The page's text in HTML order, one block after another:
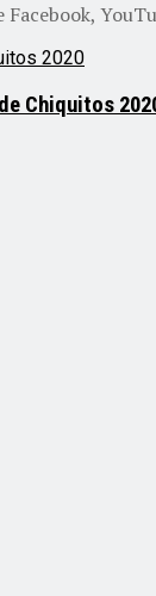
Chiquitos